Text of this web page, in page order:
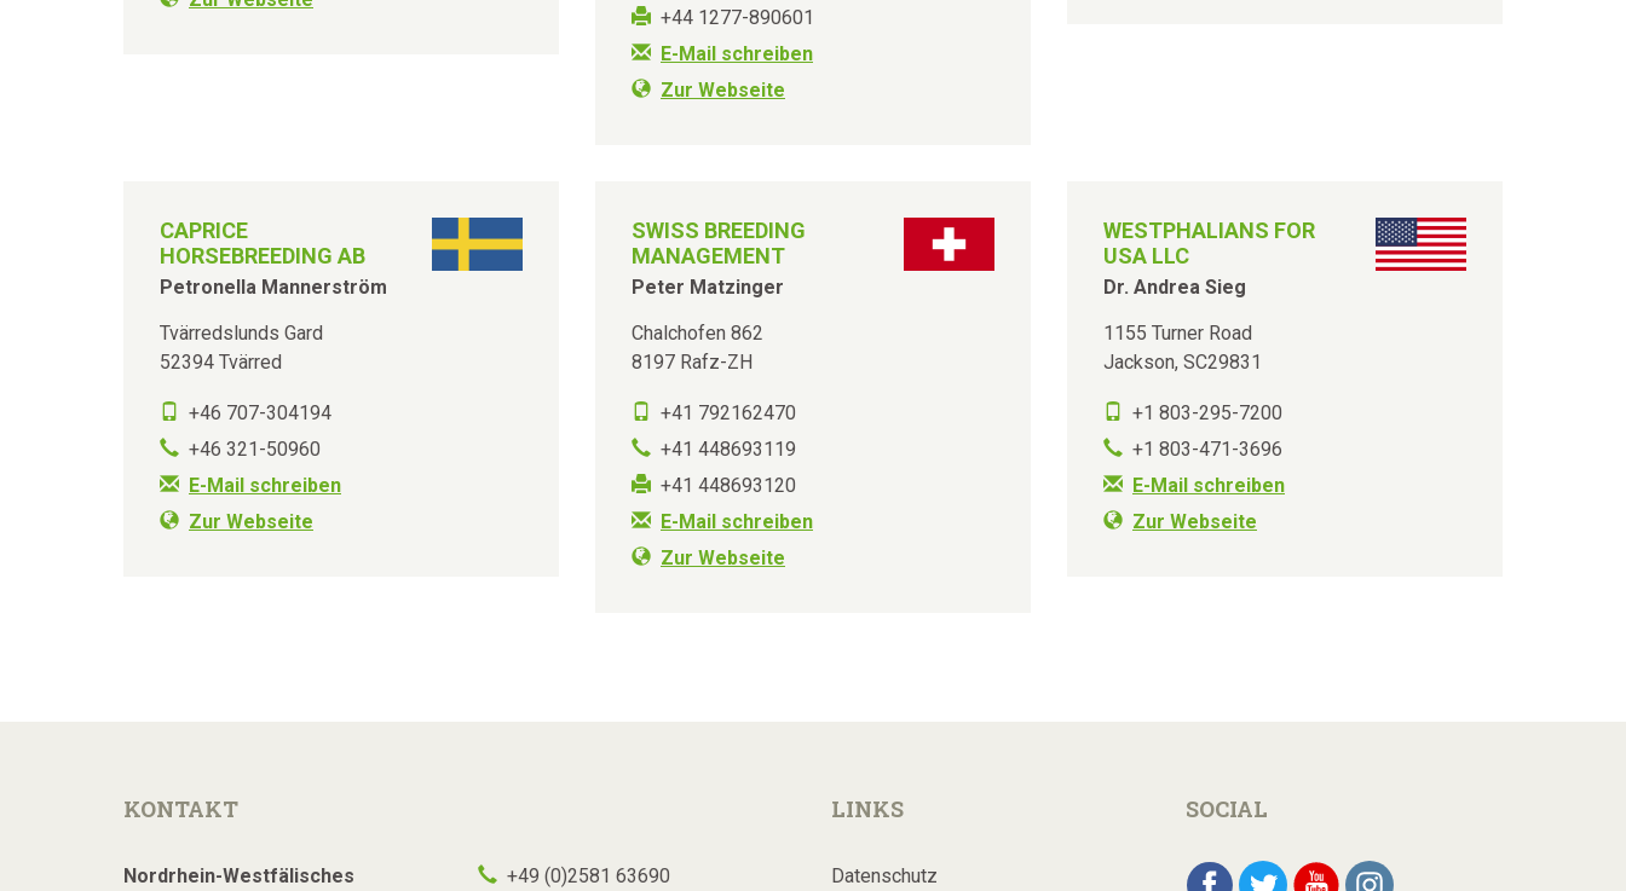
+44 1277-890601
E-Mail schreiben
Zur Webseite
CAPRICE
HORSEBREEDING AB
Petronella Mannerström
Tvärredslunds Gard
52394 Tvärred
+46 707-304194
+46 321-50960
E-Mail schreiben
Zur Webseite
SWISS BREEDING
MANAGEMENT
Peter Matzinger
Chalchofen 862
8197 Rafz-ZH
+41 792162470
+41 448693119
+41 448693120
E-Mail schreiben
Zur Webseite
WESTPHALIANS FOR
USA LLC
Dr. Andrea Sieg
1155 Turner Road
Jackson, SC29831
+1 803-295-7200
+1 803-471-3696
E-Mail schreiben
Zur Webseite
KONTAKT
Nordrhein-Westfälisches +49 (0)2581 63690
LINKS
Datenschutz
SOCIAL